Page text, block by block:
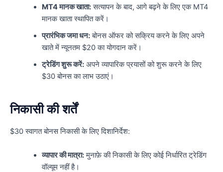
MT4 मानक खाता:सत्यापन के बाद, आगे बढ़ने के लिए एक MT4
मानक खाता स्थापित करें।
प्रारंभिक जमा धन:बोनस ऑफर को सक्रिय करने के लिए अपने
खाते में न्यूनतम $20 का योगदान करें।
ट्रेडिंग शुरू करें:अपने व्यापारिक प्रयासों को शुरू करने के लिए
$30 बोनस का लाभ उठाएं।
निकासी की शर्तें
$30 स्वागत बोनस निकासी के लिए दिशानिर्देश:
व्यापार की मात्रा:मुनाफ़े की निकासी के लिए कोई निर्धारित ट्रेडिंग
वॉल्यूम नहीं है।